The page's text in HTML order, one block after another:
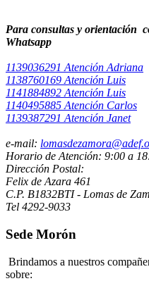
Para consultas y orientación
Whatsapp ​
1139036291 Atención Adriana
1138760169 Atención Luis
1141884892 Atención Luis
1140495885 Atención Carlos
1139387291 Atención Janet
e-mail:
Horario de Atención: 9:00 a
Dirección Postal:
Felix de Azara 461
C.P. B1832BTI - Lomas de
Tel 4292-9033
Sede Morón
Brindamos a nuestros
sobre: